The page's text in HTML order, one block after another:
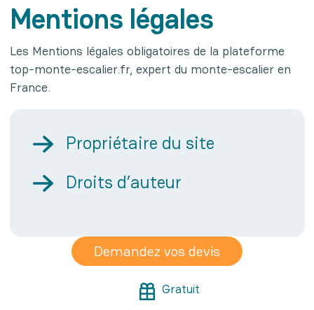
Mentions légales
Les Mentions légales obligatoires de la plateforme
top-monte-escalier.fr, expert du monte-escalier en
France.
Propriétaire du site
Droits d’auteur
Demandez vos devis
Gratuit